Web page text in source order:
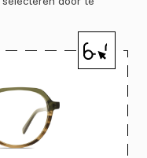
door te